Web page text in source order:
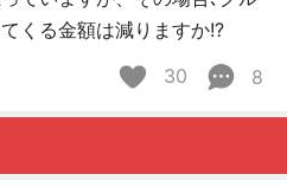
くる金額は減りますか!?
30
8